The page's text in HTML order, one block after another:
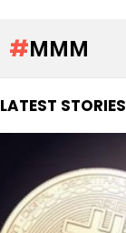
МММ
LATEST STORIES